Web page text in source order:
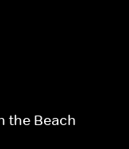
the Beach